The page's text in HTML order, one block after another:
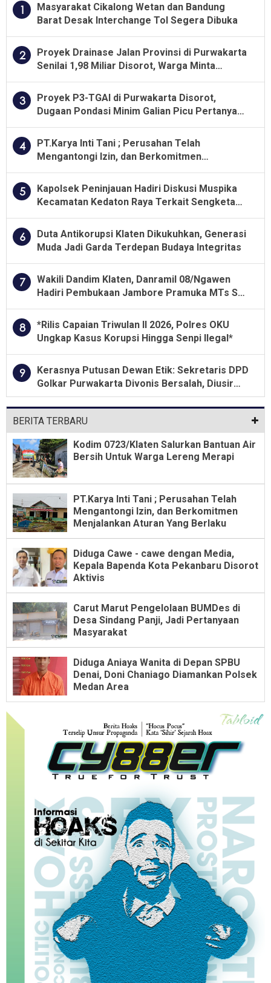
1
Masyarakat Cikalong Wetan dan Bandung
Barat Desak Interchange Tol Segera Dibuka
2
Proyek Drainase Jalan Provinsi di Purwakarta
Senilai 1,98 Miliar Disorot, Warga Minta
3
Proyek P3-TGAI di Purwakarta Disorot,
Dugaan Pondasi Minim Galian Picu Pertanyaan
4
PT.Karya Inti Tani ; Perusahan Telah
Mengantongi Izin, dan Berkomitmen
5
Kapolsek Peninjauan Hadiri Diskusi Muspika
Kecamatan Kedaton Raya Terkait Sengketa
6
Duta Antikorupsi Klaten Dikukuhkan, Generasi
Muda Jadi Garda Terdepan Budaya Integritas
7
Wakili Dandim Klaten, Danramil 08/Ngawen
Hadiri Pembukaan Jambore Pramuka MTs Se-
8
*Rilis Capaian Triwulan II 2026, Polres OKU
Ungkap Kasus Korupsi Hingga Senpi Ilegal*
9
Kerasnya Putusan Dewan Etik: Sekretaris DPD
Golkar Purwakarta Divonis Bersalah, Diusir
Dari Jabatan Selama Empat Tahun
BERITA TERBARU
Kodim 0723/Klaten Salurkan Bantuan Air
Bersih Untuk Warga Lereng Merapi
PT.Karya Inti Tani ; Perusahan Telah
Mengantongi Izin, dan Berkomitmen
Menjalankan Aturan Yang Berlaku
Diduga Cawe - cawe dengan Media,
Kepala Bapenda Kota Pekanbaru Disorot
Aktivis
Carut Marut Pengelolaan BUMDes di
Desa Sindang Panji, Jadi Pertanyaan
Masyarakat
Diduga Aniaya Wanita di Depan SPBU
Denai, Doni Chaniago Diamankan Polsek
Medan Area